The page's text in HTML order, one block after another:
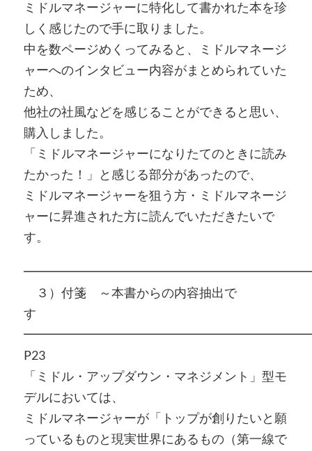
ミドルマネージャーに特化して書かれた本を珍
しく感じたので手に取りました。
中を数ページめくってみると、ミドルマネージ
ャーへのインタビュー内容がまとめられていた
ため、
他社の社風などを感じることができると思い、
購入しました。
「ミドルマネージャーになりたてのときに読み
たかった！」と感じる部分があったので、
ミドルマネージャーを狙う方・ミドルマネージ
ャーに昇進された方に読んでいただきたいで
す。
３）付箋 ～本書からの内容抽出で
す
P23
「ミドル・アップダウン・マネジメント」型モ
デルにおいては、
ミドルマネージャーが「トップが創りたいと願
っているものと現実世界にあるもの（第一線で